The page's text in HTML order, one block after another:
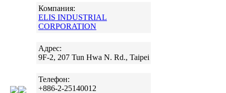
Компания:
ELIS INDUSTRIAL
CORPORATION
Адрес:
9F-2, 207 Tun Hwa N. Rd., Taipei
Телефон:
+886-2-25140012